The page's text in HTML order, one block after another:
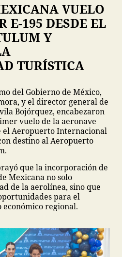
VUELO
E-195 DESDE EL
Y
TURÍSTICA
del Gobierno de México,
y el director general de
Bojórquez, encabezaron
vuelo de la aeronave
el Aeropuerto Internacional
destino al Aeropuerto
que la incorporación de
Mexicana no solo
de la aerolínea, sino que
para el
regional.